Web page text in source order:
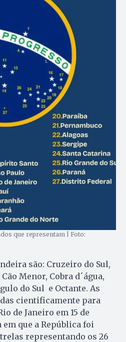
que representam | Foto:
são: Cruzeiro do Sul,
Menor, Cobra d´água,
do Sul e Octante. As
cientificamente para
de Janeiro em 15 de
em que a República foi
representando os 26